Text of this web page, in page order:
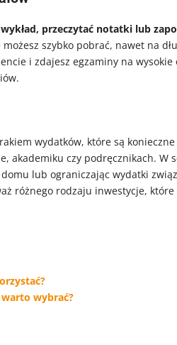
przeczytać notatki lub
szybko pobrać, nawet na
i zdajesz egzaminy na
wydatków, które są
akademiku czy podręcznikach. W
lub ograniczając wydatki
różnego rodzaju inwestycje,
wybrać?